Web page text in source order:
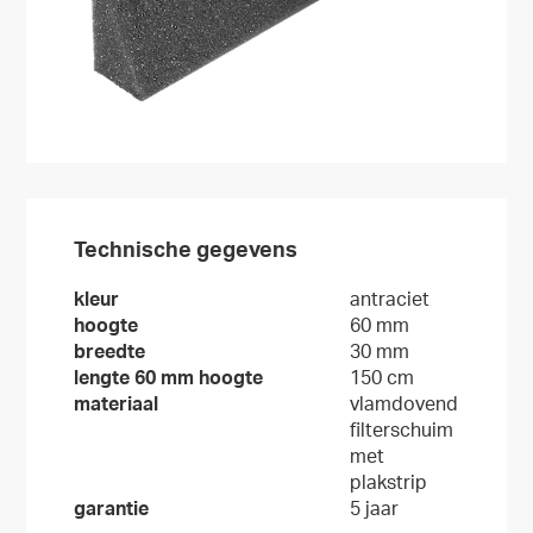
Technische gegevens
kleur
antraciet
hoogte
60 mm
breedte
30 mm
lengte 60 mm hoogte
150 cm
materiaal
vlamdovend
filterschuim
met
plakstrip
garantie
5 jaar